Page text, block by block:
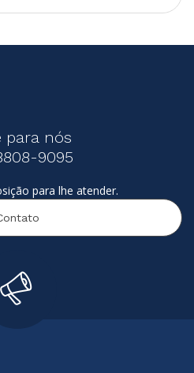
para nós
9095
para lhe atender.